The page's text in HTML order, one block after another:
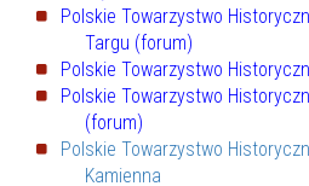
Polskie Towarzystwo
Targu (forum)
Polskie Towarzystwo
Polskie Towarzystwo
(forum)
Polskie Towarzystwo
Kamienna